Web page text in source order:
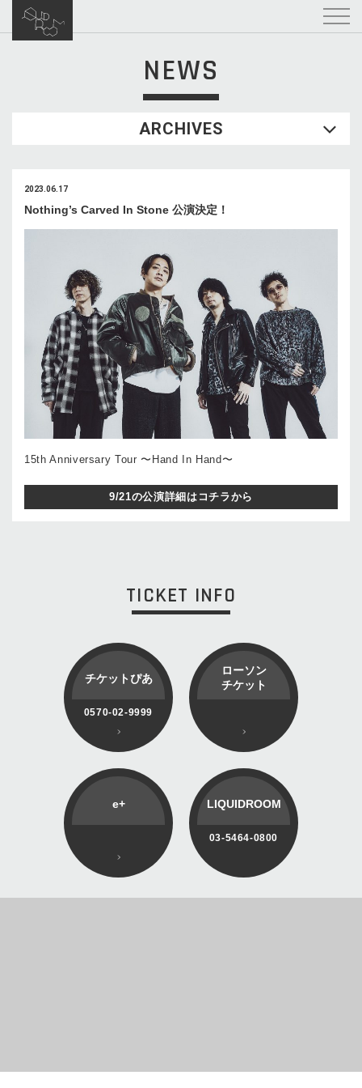
NEWS
ARCHIVES
2023.06.17
Nothing’s Carved In Stone 公演決定！
15th Anniversary Tour 〜Hand In Hand〜
9/21の公演詳細はコチラから
TICKET INFO
チケットぴあ
0570-02-9999
ローソン
チケット
e+ LIQUIDROOM
03-5464-0800